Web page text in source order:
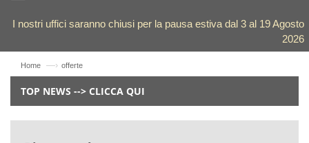
I nostri uffici saranno chiusi per la pausa estiva dal 3 al 19 Agosto
2026
Home —› offerte
TOP NEWS --> CLICCA QUI